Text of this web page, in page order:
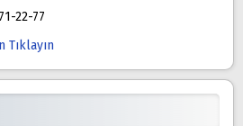
22-77
Tıklayın